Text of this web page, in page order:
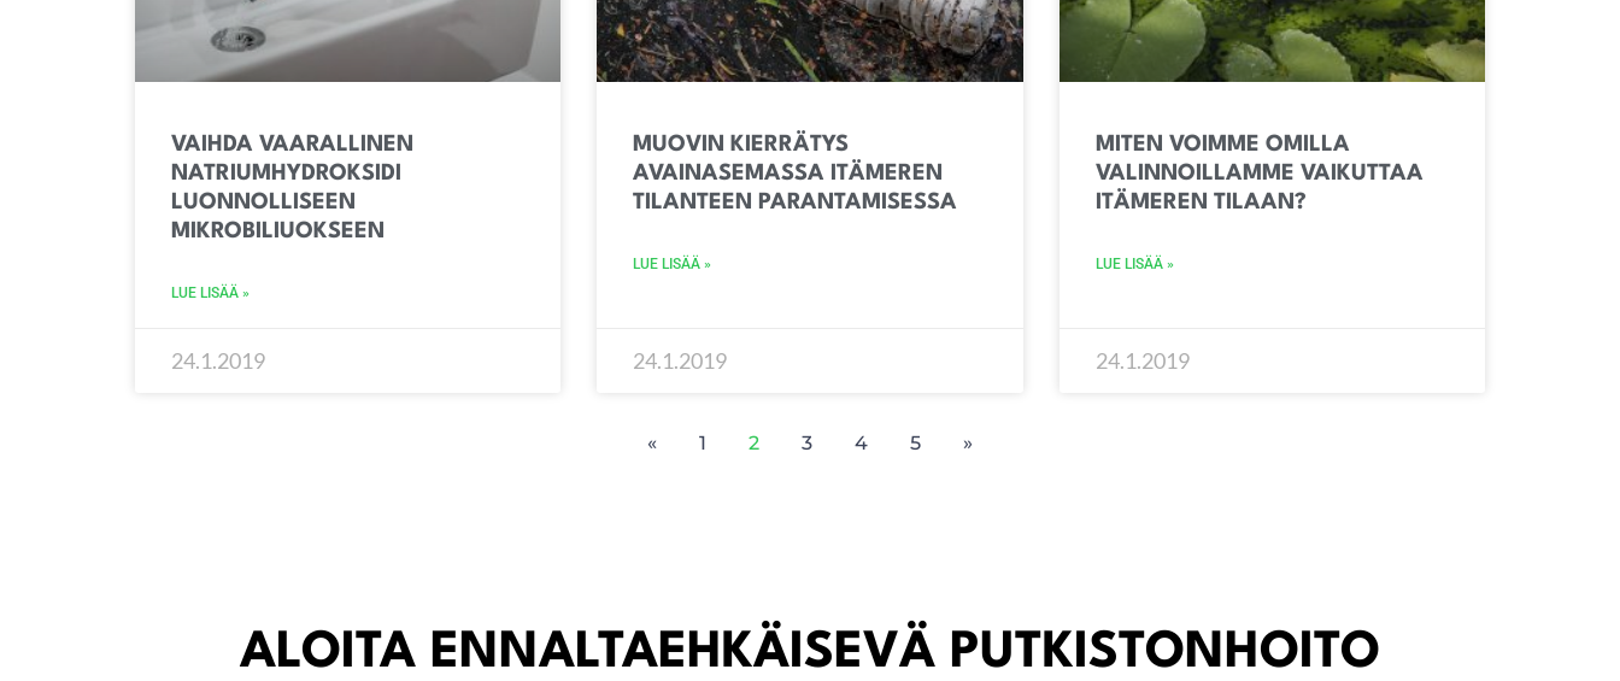
VAIHDA VAARALLINEN
NATRIUMHYDROKSIDI
LUONNOLLISEEN
MIKROBILIUOKSEEN
LUE LISÄÄ »
24.1.2019
MUOVIN KIERRÄTYS
AVAINASEMASSA ITÄMEREN
TILANTEEN PARANTAMISESSA
LUE LISÄÄ »
24.1.2019
MITEN VOIMME OMILLA
VALINNOILLAMME VAIKUTTAA
ITÄMEREN TILAAN?
LUE LISÄÄ »
24.1.2019
« 1 2 3 4 5 »
ALOITA ENNALTAEHKÄISEVÄ PUTKISTONHOITO